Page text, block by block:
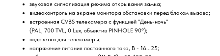
звуковая сигнализация режима открывания замка;
видеоконтроль на экране монитора обстановки перед блоком вызова;
встроенная CVBS телекамера с функцией "День-ночь"
(PAL, 700 TVL, 0 Lux, объектив PINHOLE 90°);
подсветка для телекамеры;
напряжение питания постоянного тока, В - 16...25;